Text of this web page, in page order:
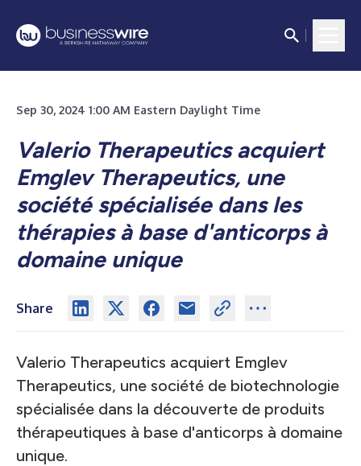
Sep 30, 2024 1:00 AM Eastern Daylight Time
Valerio Therapeutics acquiert
Emglev Therapeutics, une
société spécialisée dans les
thérapies à base d'anticorps à
domaine unique
Share
Valerio Therapeutics acquiert Emglev
Therapeutics, une société de biotechnologie
spécialisée dans la découverte de produits
thérapeutiques à base d'anticorps à domaine
unique.